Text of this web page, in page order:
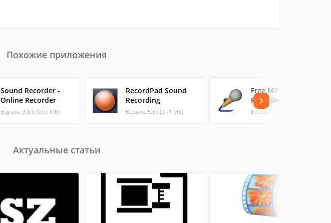
Похожие приложения
Sound Recorder -
Online Recorder
Версия: 3.8.3 (0.97 МБ)
RecordPad Sound
Recording
Версия: 5.35 (0.71 МБ)
Free MP3 Sound
Recorder
Версия: 1.9 (2.27 МБ)
Актуальные статьи